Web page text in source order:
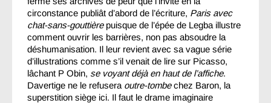
circonstance publiât d’abord de l’écriture, Paris avec
chat-sans-gouttièrepuisque de l’épée de Legba illustre
comment ouvrir les barrières, non pas absoudre la
déshumanisation. Il leur revient avec sa vague série
d’illustrations comme s’il venait de lire sur Picasso,
lâchant P Obin, se voyant déjà en haut de l’affiche.
Davertige ne le refusera outre-tombechez Baron, la
superstition siège ici. Il faut le drame imaginaire